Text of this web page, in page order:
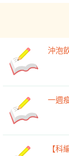
沖泡
一週
【